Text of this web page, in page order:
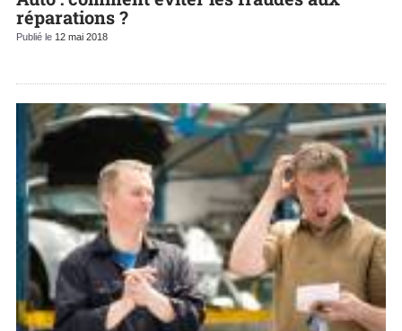
réparations ?
Publié le 12 mai 2018